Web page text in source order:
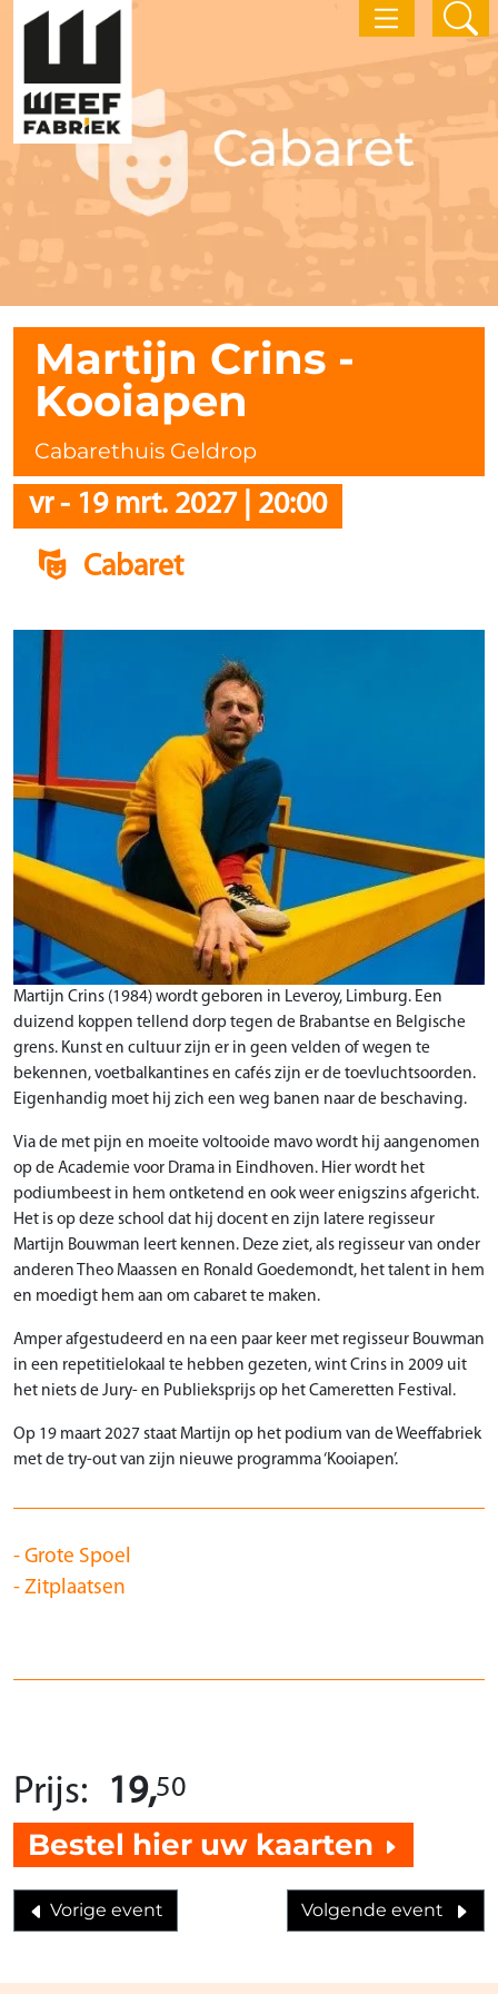
Martijn Crins -
Kooiapen
Cabarethuis Geldrop
vr- 19 mrt. 2027| 20:00
Cabaret
Martijn Crins (1984) wordt geboren in Leveroy, Limburg. Een
duizend koppen tellend dorp tegen de Brabantse en Belgische
grens. Kunst en cultuur zijn er in geen velden of wegen te
bekennen, voetbalkantines en cafés zijn er de toevluchtsoorden.
Eigenhandig moet hij zich een weg banen naar de beschaving.
Via de met pijn en moeite voltooide mavo wordt hij aangenomen
op de Academie voor Drama in Eindhoven. Hier wordt het
podiumbeest in hem ontketend en ook weer enigszins afgericht.
Het is op deze school dat hij docent en zijn latere regisseur
Martijn Bouwman leert kennen. Deze ziet, als regisseur van onder
anderen Theo Maassen en Ronald Goedemondt, het talent in hem
en moedigt hem aan om cabaret te maken.
Amper afgestudeerd en na een paar keer met regisseur Bouwman
in een repetitielokaal te hebben gezeten, wint Crins in 2009 uit
het niets de Jury- en Publieksprijs op het Cameretten Festival.
Op 19 maart 2027 staat Martijn op het podium van de Weeffabriek
met de try-out van zijn nieuwe programma ‘Kooiapen’.
Grote Spoel
Zitplaatsen
Prijs: 19,50
Bestel hier uw kaarten
Vorige event Volgende event